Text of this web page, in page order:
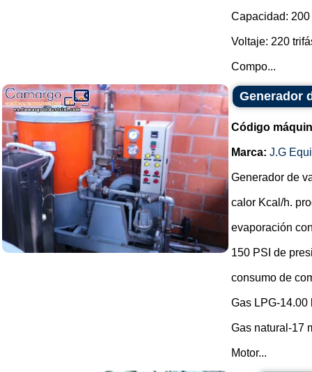
Capacidad: 200
Voltaje: 220
Compo...
Generador
Código
Marca: J.G
Generador de
calor Kcal/h.
evaporación
150 PSI de
consumo de
Gas LPG-14.00
Gas natural-17
Motor...